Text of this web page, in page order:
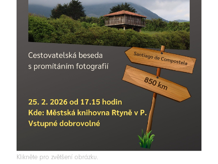
Klikněte pro zvětšení obrázku.